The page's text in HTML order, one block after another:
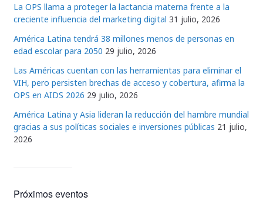
La OPS llama a proteger la lactancia materna frente a la
creciente influencia del marketing digital 31 julio, 2026
América Latina tendrá 38 millones menos de personas en
edad escolar para 2050 29 julio, 2026
Las Américas cuentan con las herramientas para eliminar el
VIH, pero persisten brechas de acceso y cobertura, afirma la
OPS en AIDS 2026 29 julio, 2026
América Latina y Asia lideran la reducción del hambre mundial
gracias a sus políticas sociales e inversiones públicas 21 julio,
2026
Próximos eventos